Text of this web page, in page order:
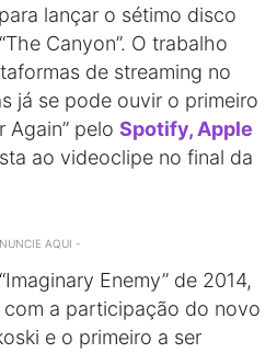
lançar o sétimo disco
Canyon”. O trabalho
de streaming no
já se pode ouvir o primeiro
Again” pelo Spotify,Apple
ao videoclipe no final da
AQUI -
Enemy” de 2014,
a participação do novo
e o primeiro a ser